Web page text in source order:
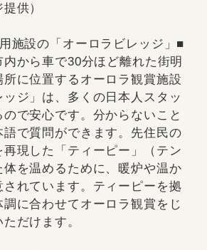
供）
施設の「オーロラビレッジ」■
から車で30分ほど離れた街明
に位置するオーロラ観賞施設
ジ」は、多くの日本人スタッ
で安心です。分からないこと
で質問ができます。先住民の
現した「ティーピー」（テン
体を温めるために、暖炉や温か
れています。ティーピーを拠
に合わせてオーロラ観賞をじ
だけます。